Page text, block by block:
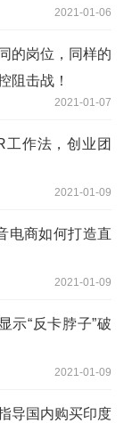
2021-01-06
的岗位，同样的
阻击战！
2021-01-07
工作法，创业团
2021-01-09
电商如何打造直
2021-01-09
示“反卡脖子”破
2021-01-09
导国内购买印度